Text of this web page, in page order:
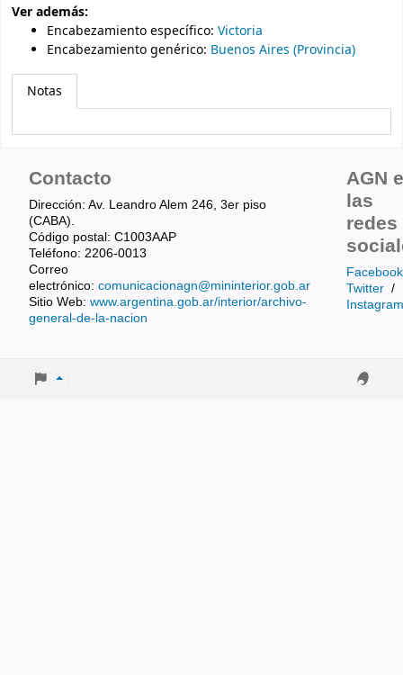
Ver además:
Encabezamiento específico: Victoria
Encabezamiento genérico: Buenos Aires (Provincia)
Notas
Contacto
Dirección: Av. Leandro Alem 246, 3er piso
(CABA).
Código postal: C1003AAP
Teléfono: 2206-0013
Correo
electrónico: comunicacionagn@mininterior.gob.ar
Sitio Web: www.argentina.gob.ar/interior/archivo-
general-de-la-nacion
AGN
las
redes
Facebook
Twitter /
Instagram